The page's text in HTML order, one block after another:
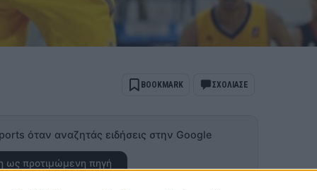
BOOKMARK ΣΧΟΛΙΑΣΕ
όταν αναζητάς ειδήσεις στην Google
ως προτιμώμενη πηγή